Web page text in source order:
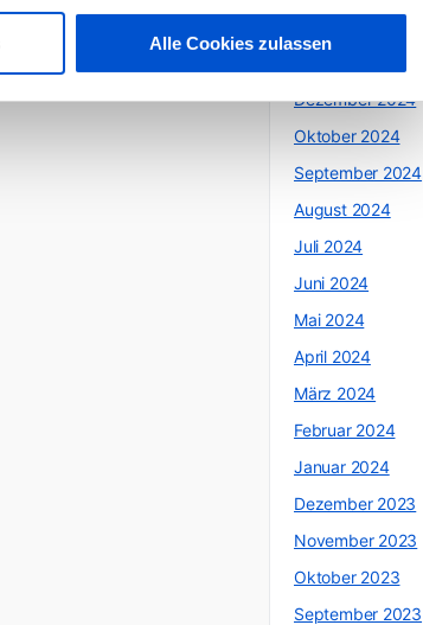
Alle Cookies zulassen
Dezember 2024
Oktober 2024
September 2024
August 2024
Juli 2024
Juni 2024
Mai 2024
April 2024
März 2024
Februar 2024
Januar 2024
Dezember 2023
November 2023
Oktober 2023
September 2023